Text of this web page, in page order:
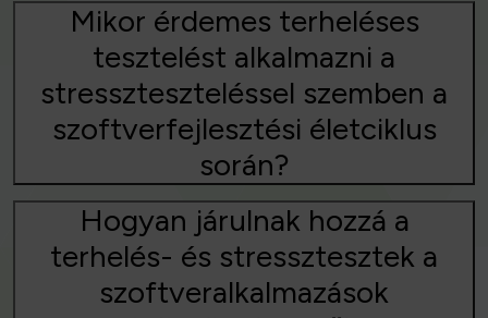
Mikor érdemes terheléses
tesztelést alkalmazni a
stresszteszteléssel szemben a
szoftverfejlesztési életciklus
során?
Hogyan járulnak hozzá a
terhelés- és stressztesztek a
szoftveralkalmazások